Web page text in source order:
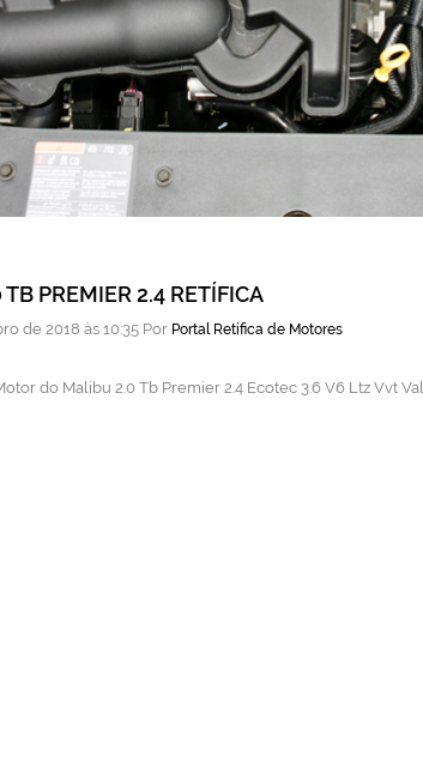
PREMIER 2.4 RETÍFICA
de 2018 às 10:35 Por Portal Retífica de Motores
do Malibu 2.0 Tb Premier 2.4 Ecotec 3.6 V6 Ltz Vvt